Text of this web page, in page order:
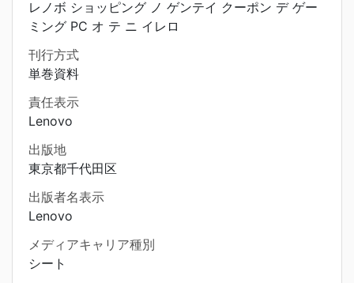
レノボ ショッピング ノ ゲンテイ クーポン デ ゲー
ミング PC オ テ ニ イレロ
刊行方式
単巻資料
責任表示
Lenovo
出版地
東京都千代田区
出版者名表示
Lenovo
メディアキャリア種別
シート